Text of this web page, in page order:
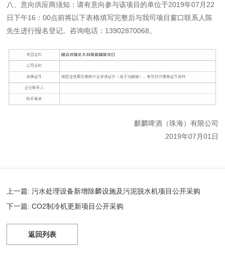
八、意向供应商须知：请有意向参与该项目的单位于2019年07月22
日下午16：00点前将以下表格填写完整后与我司项目窗口联系人陈
先生进行报名登记。咨询电话：13902870068。
麒麟啤酒（珠海）有限公司
2019年07月01日
上一篇: 污水处理设备新增除麟设施及污泥脱水机项目公开采购
下一篇: CO2制冷机更新项目公开采购
返回列表